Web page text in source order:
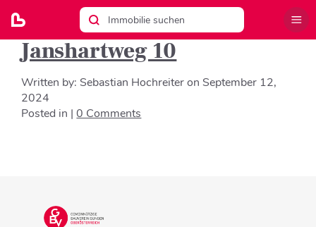
Janshartweg 10
Written by:Sebastian HochreiteronSeptember 12,
2024
Posted in |0 Comments